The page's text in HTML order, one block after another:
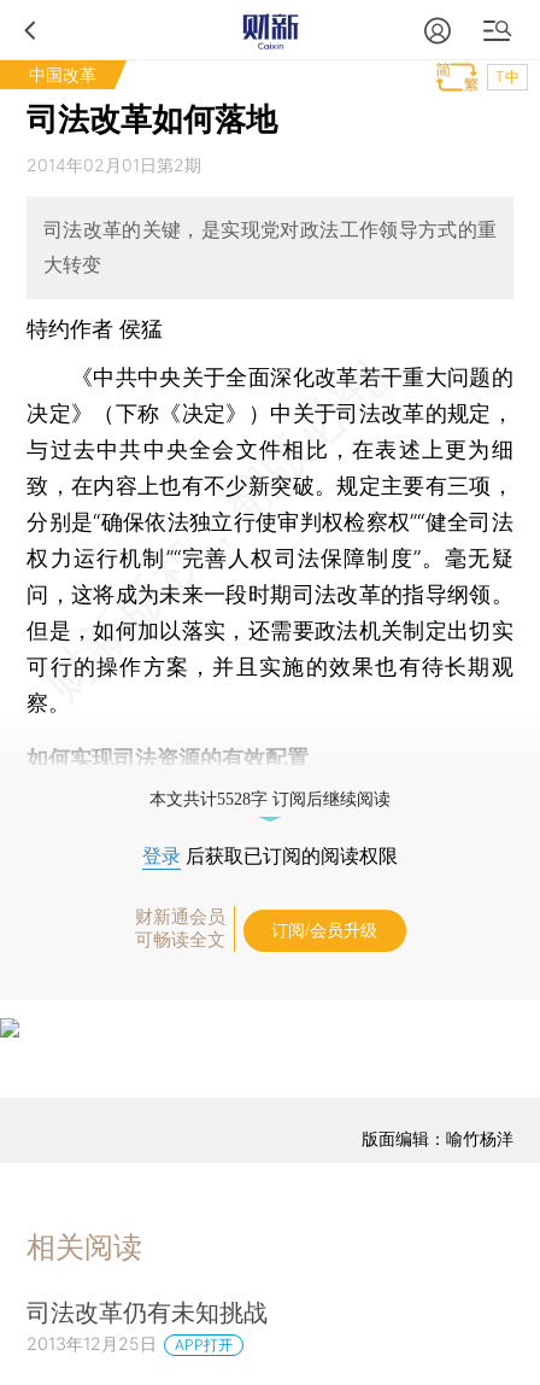
中国改革 T中
司法改革如何落地
2014年02月01日第2期
司法改革的关键，是实现党对政法工作领导方式的重
大转变
特约作者 侯猛
《中共中央关于全面深化改革若干重大问题的
决定》（下称《决定》）中关于司法改革的规定，
与过去中共中央全会文件相比，在表述上更为细
致，在内容上也有不少新突破。规定主要有三项，
分别是“确保依法独立行使审判权检察权”“健全司法
权力运行机制”“完善人权司法保障制度”。毫无疑
问，这将成为未来一段时期司法改革的指导纲领。
但是，如何加以落实，还需要政法机关制定出切实
可行的操作方案，并且实施的效果也有待长期观
察。
如何实现司法资源的有效配置
本文共计5528字 订阅后继续阅读
登录 后获取已订阅的阅读权限
财新通会员
可畅读全文
订阅/会员升级
版面编辑：喻竹杨洋
相关阅读
司法改革仍有未知挑战
2013年12月25日 APP打开